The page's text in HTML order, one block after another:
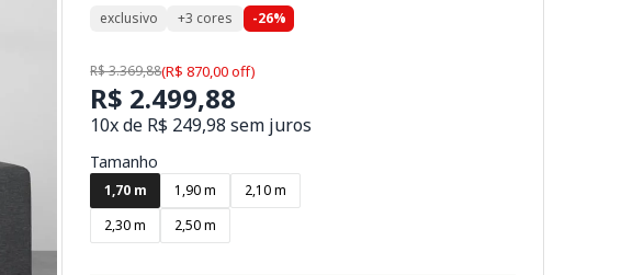
exclusivo
+3 cores -26%
R$ 3.369,88(R$ 870,00 off)
R$ 2.499,88
10x de R$ 249,98 sem juros
Tamanho
1,70 m 1,90 m
2,10 m
2,30 m
2,50 m